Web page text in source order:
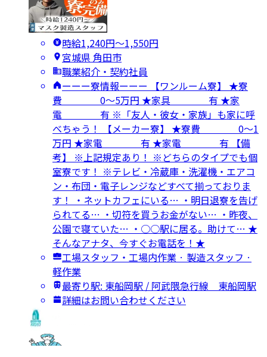
時給1,240円〜1,550円
宮城県 角田市
職業紹介・契約社員
ーーー寮情報ーーー 【ワンルーム寮】 ★寮
費 0～5万円 ★家具 有 ★家
電 有 ※「友人・彼女・家族」も家に呼
べちゃう！ 【メーカー寮】 ★寮費 0～1
万円 ★家電 有 ★家電 有 【備
考】 ※上記規定あり！ ※どちらのタイプでも個
室寮です！ ※テレビ・冷蔵庫・洗濯機・エアコ
ン・布団・電子レンジなどすべて揃っておりま
す！ ・ネットカフェにいる… ・明日退寮を告げ
られてる… ・切符を買うお金がない… ・昨夜、
公園で寝ていた… ・○○駅に居る。助けて… ★
そんなアナタ、今すぐお電話を！★
工場スタッフ・工場内作業 · 製造スタッフ ·
軽作業
最寄り駅: 東船岡駅 / 阿武隈急行線 東船岡駅
詳細はお問い合わせください